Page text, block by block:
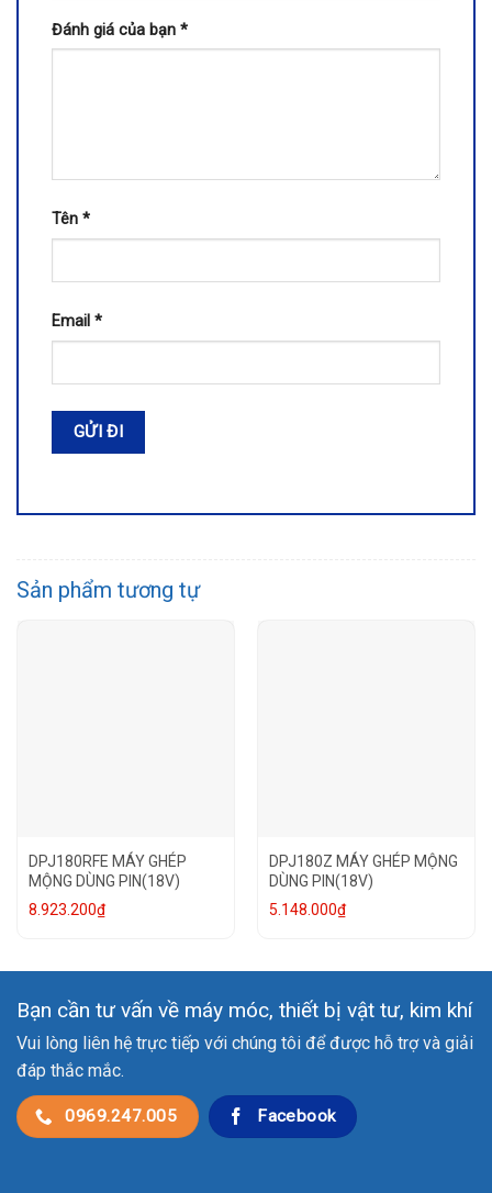
Đánh giá của bạn *
Tên *
Email *
Sản phẩm tương tự
DPJ180RFE MÁY GHÉP
MỘNG DÙNG PIN(18V)
8.923.200₫
DPJ180Z MÁY GHÉP MỘNG
DÙNG PIN(18V)
5.148.000₫
Bạn cần tư vấn về máy móc, thiết bị vật tư, kim khí
Vui lòng liên hệ trực tiếp với chúng tôi để được hỗ trợ và giải
đáp thắc mắc.
0969.247.005 Facebook